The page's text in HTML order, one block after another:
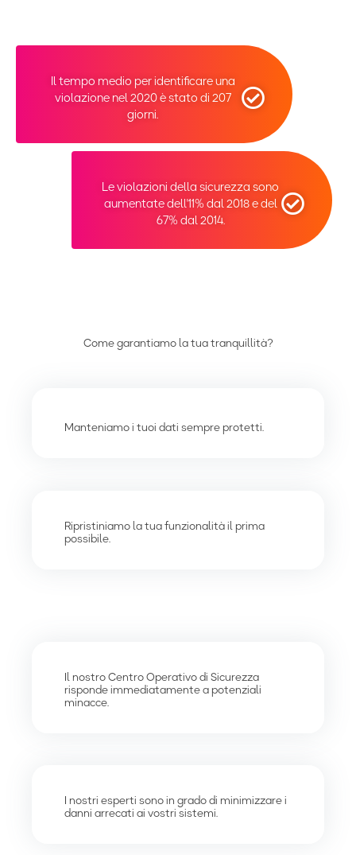
Il tempo medio per identificare una
violazione nel 2020 è stato di 207
giorni.
Le violazioni della sicurezza sono
aumentate dell'11% dal 2018 e del
67% dal 2014.
Come garantiamo la tua tranquillità?
Manteniamo i tuoi dati sempre protetti.
Ripristiniamo la tua funzionalità il prima
possibile.
Il nostro Centro Operativo di Sicurezza
risponde immediatamente a potenziali
minacce.
I nostri esperti sono in grado di minimizzare i
danni arrecati ai vostri sistemi.